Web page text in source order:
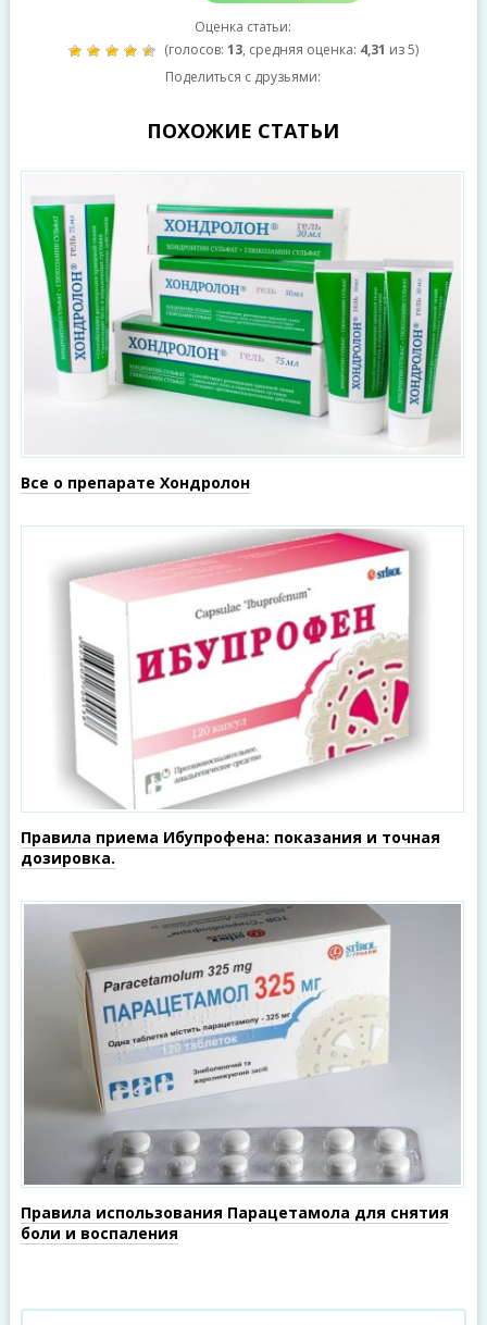
Оценка статьи:
(голосов: 13, средняя оценка: 4,31 из 5)
Поделиться с друзьями:
ПОХОЖИЕ СТАТЬИ
Все о препарате Хондролон
Правила приема Ибупрофена: показания и точная
дозировка.
Правила использования Парацетамола для снятия
боли и воспаления